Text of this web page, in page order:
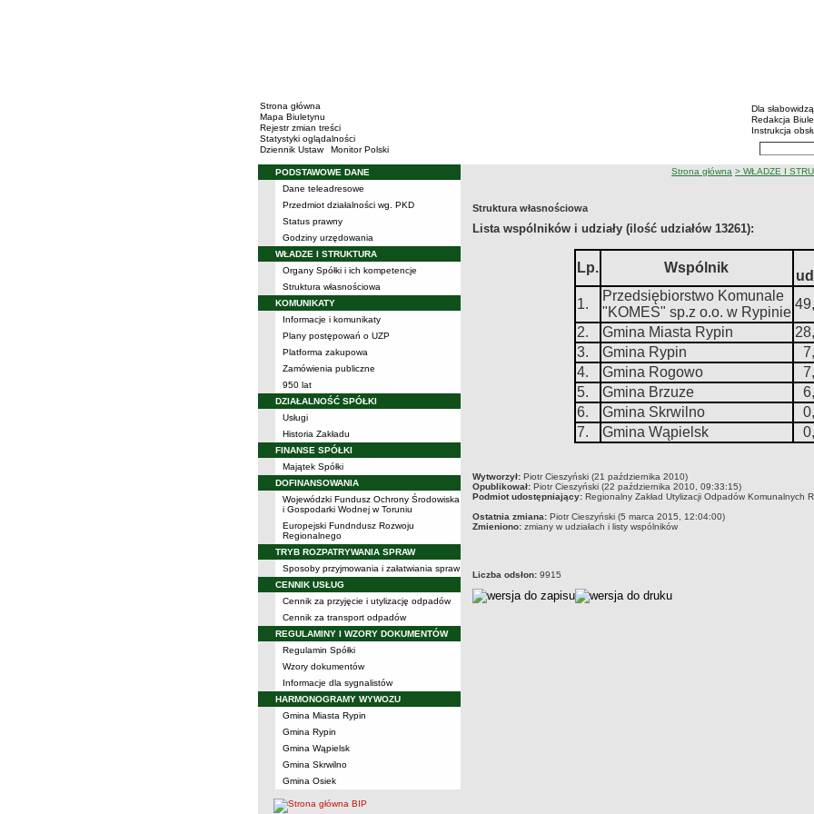
Strona główna
Mapa Biuletynu
Rejestr zmian treści
Statystyki oglądalności
Dziennik Ustaw
Monitor Polski
BIP -
Menu
Dla
Redakcja
Instrukcja
Wyszukiwarka
Menu
PODSTAWOWE DANE
Dane teleadresowe
Przedmiot działalności wg. PKD
Status prawny
Godziny urzędowania
WŁADZE I STRUKTURA
Organy Spółki i ich kompetencje
Struktura własnościowa
KOMUNIKATY
Informacje i komunikaty
Plany postępowań o UZP
Platforma zakupowa
Zamówienia publiczne
950 lat
DZIAŁALNOŚĆ SPÓŁKI
Usługi
Historia Zakładu
FINANSE SPÓŁKI
Majątek Spółki
DOFINANSOWANIA
Wojewódzki Fundusz Ochrony Środowiska
i Gospodarki Wodnej w Toruniu
Europejski Fundndusz Rozwoju
Regionalnego
TRYB ROZPATRYWANIA SPRAW
Sposoby przyjmowania i załatwiania spraw
CENNIK USŁUG
Cennik za przyjęcie i utylizację odpadów
Cennik za transport odpadów
REGULAMINY I WZORY DOKUMENTÓW
Regulamin Spółki
Wzory dokumentów
Informacje dla sygnalistów
HARMONOGRAMY WYWOZU
Gmina Miasta Rypin
Gmina Rypin
Gmina Wąpielsk
Gmina Skrwilno
Gmina Osiek
ścieżka nawigacji
Strona główna > WŁADZE I
Struktura własnościowa
Lista wspólników i udziały (ilość udziałów 13261):
Lp. Wspólnik
1.
Przedsiębiorstwo Komunale
"KOMES" sp.z o.o. w Rypinie
2.
Gmina Miasta Rypin
3.
Gmina Rypin
4.
Gmina Rogowo
5.
Gmina Brzuze
6.
Gmina Skrwilno
7.
Gmina Wąpielsk
metryczka
Wytworzył: Piotr Cieszyński (21 października 2010)
Opublikował: Piotr Cieszyński (22 października 2010, 09:33:15)
Podmiot udostępniający: Regionalny Zakład Utylizacji Odpadów Komunalnych
Ostatnia zmiana: Piotr Cieszyński (5 marca 2015, 12:04:00)
Zmieniono: zmiany w udziałach i listy wspólników
Liczba odsłon: 9915